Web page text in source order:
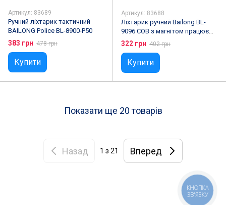
Артикул: 83689
Ручний ліхтарик тактичний
BAILONG Police BL-8900-P50
383 грн 478 грн
Купити
Артикул: 83688
Ліхтарик ручний Bailong BL-
9096 COB з магнітом працює
від 220В кабель 9 метрів
322 грн 402 грн
Купити
Показати ще 20 товарів
Назад 1 з 21 Вперед
КНОПКА
ЗВ'ЯЗКУ